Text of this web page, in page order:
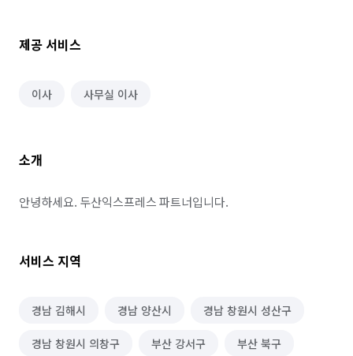
제공 서비스
이사 사무실 이사
소개
안녕하세요. 두산익스프레스 파트너입니다.
서비스 지역
경남 김해시 경남 양산시 경남 창원시 성산구
경남 창원시 의창구 부산 강서구 부산 북구